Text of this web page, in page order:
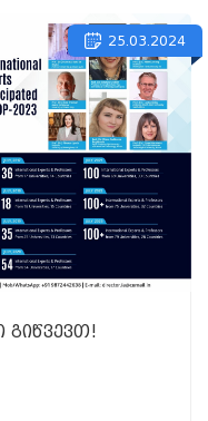
25.03.2024
გიწვევთ!